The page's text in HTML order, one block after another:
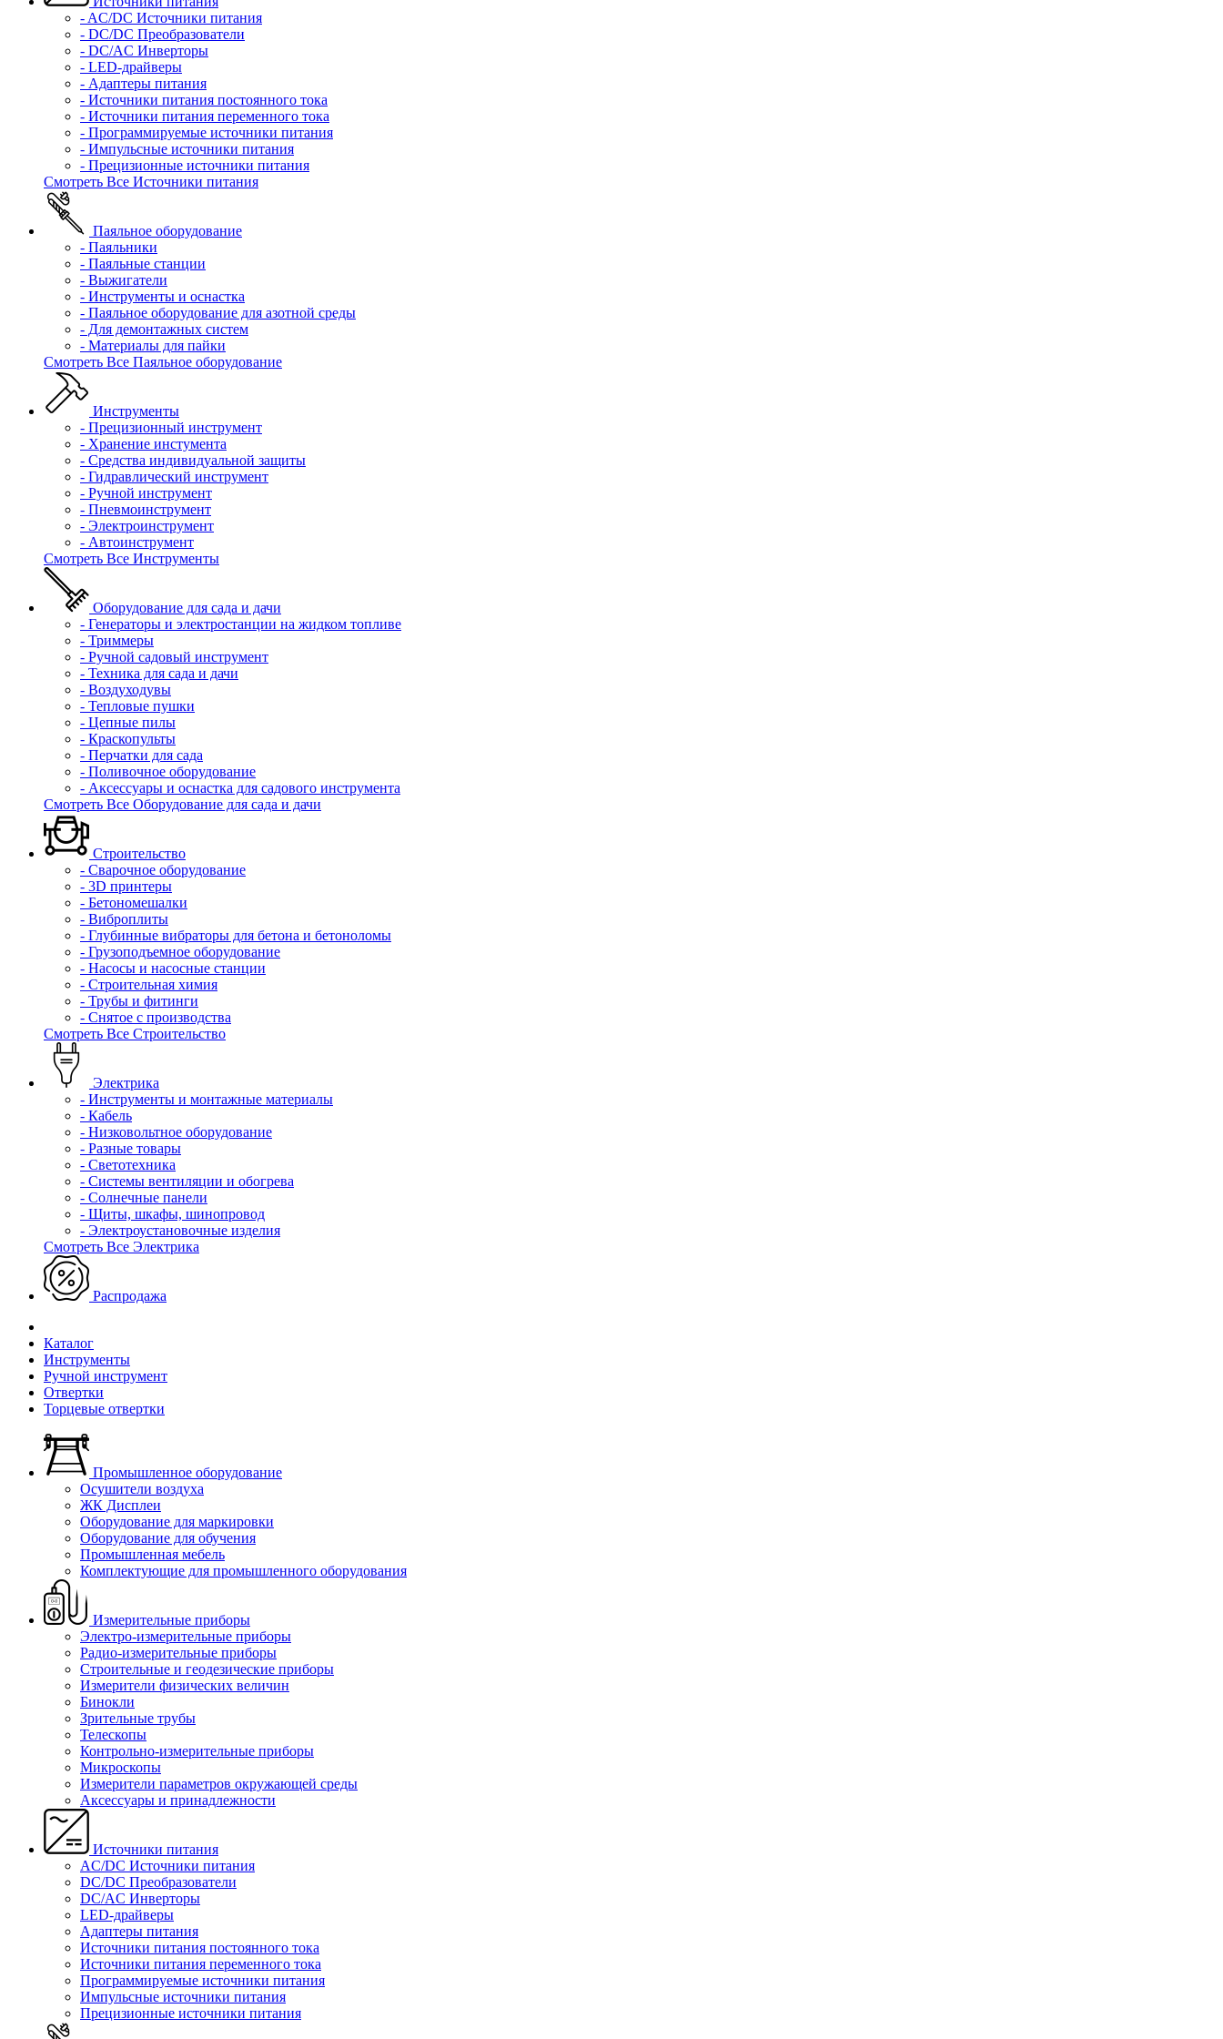
- AC/DC Источники питания
- DC/DC Преобразователи
- DC/AC Инверторы
- LED-драйверы
- Адаптеры питания
- Источники питания постоянного тока
- Источники питания переменного тока
- Программируемые источники питания
- Импульсные источники питания
- Прецизионные источники питания
Смотреть Все Источники питания
Паяльное оборудование
- Паяльники
- Паяльные станции
- Выжигатели
- Инструменты и оснастка
- Паяльное оборудование для азотной среды
- Для демонтажных систем
- Материалы для пайки
Смотреть Все Паяльное оборудование
Инструменты
- Прецизионный инструмент
- Хранение инстумента
- Средства индивидуальной защиты
- Гидравлический инструмент
- Ручной инструмент
- Пневмоинструмент
- Электроинструмент
- Автоинструмент
Смотреть Все Инструменты
Оборудование для сада и дачи
- Генераторы и электростанции на жидком топливе
- Триммеры
- Ручной садовый инструмент
- Техника для сада и дачи
- Воздуходувы
- Тепловые пушки
- Цепные пилы
- Краскопульты
- Перчатки для сада
- Поливочное оборудование
- Аксессуары и оснастка для садового инструмента
Смотреть Все Оборудование для сада и дачи
Строительство
- Сварочное оборудование
- 3D принтеры
- Бетономешалки
- Виброплиты
- Глубинные вибраторы для бетона и бетоноломы
- Грузоподъемное оборудование
- Насосы и насосные станции
- Строительная химия
- Трубы и фитинги
- Снятое с производства
Смотреть Все Строительство
Электрика
- Инструменты и монтажные материалы
- Кабель
- Низковольтное оборудование
- Разные товары
- Светотехника
- Системы вентиляции и обогрева
- Солнечные панели
- Щиты, шкафы, шинопровод
- Электроустановочные изделия
Смотреть Все Электрика
Распродажа
Каталог
Инструменты
Ручной инструмент
Отвертки
Торцевые отвертки
Промышленное оборудование
Осушители воздуха
ЖК Дисплеи
Оборудование для маркировки
Оборудование для обучения
Промышленная мебель
Комплектующие для промышленного оборудования
Измерительные приборы
Электро-измерительные приборы
Радио-измерительные приборы
Строительные и геодезические приборы
Измерители физических величин
Бинокли
Зрительные трубы
Телескопы
Контрольно-измерительные приборы
Микроскопы
Измерители параметров окружающей среды
Аксессуары и принадлежности
Источники питания
AC/DC Источники питания
DC/DC Преобразователи
DC/AC Инверторы
LED-драйверы
Адаптеры питания
Источники питания постоянного тока
Источники питания переменного тока
Программируемые источники питания
Импульсные источники питания
Прецизионные источники питания